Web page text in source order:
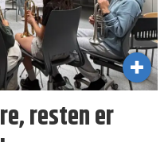
resten er